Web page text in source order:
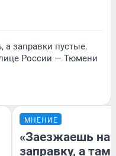
а заправки пустые.
России — Тюмени
МНЕНИЕ
«Заезжаешь на
заправку, а там